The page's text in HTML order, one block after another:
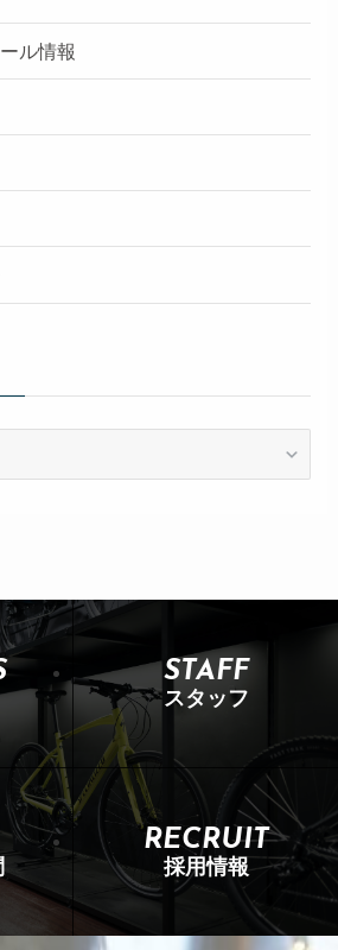
ル情報
STAFF
スタッフ
RECRUIT
採用情報